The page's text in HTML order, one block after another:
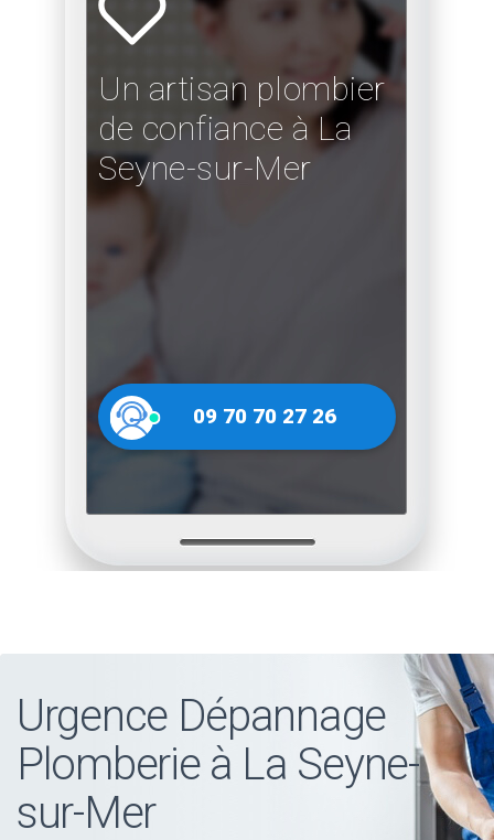
Un artisan plombier
de confiance à La
Seyne-sur-Mer
09 70 70 27 26
Urgence Dépannage
Plomberie à La Seyne-
sur-Mer